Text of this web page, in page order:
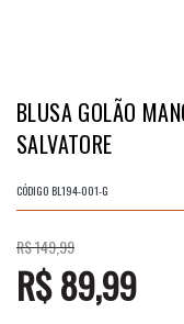
BLUSA GOLÃO
SALVATORE
CÓDIGO BL194-001-G
R$ 149,99
R$ 89,99